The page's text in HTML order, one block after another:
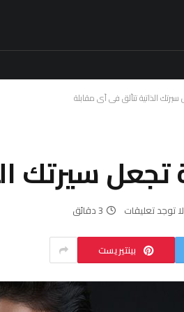
لا توجد تعليقات 3 دقائق
بينتيريست